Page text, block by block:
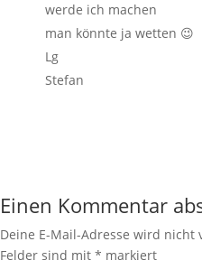
werde ich machen
man könnte ja wetten 😉
Lg
Stefan
Einen Kommentar
Deine E-Mail-Adresse wird nicht
Felder sind mit * markiert